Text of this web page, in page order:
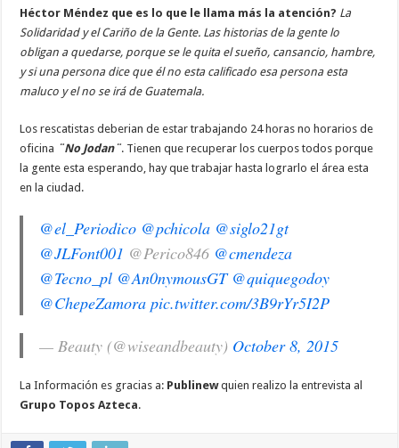
Héctor Méndez que es lo que le llama más la atención? La
Solidaridad y el Cariño de la Gente. Las historias de la gente lo
obligan a quedarse, porque se le quita el sueño, cansancio, hambre,
y si una persona dice que él no esta calificado esa persona esta
maluco y el no se irá de Guatemala.
Los rescatistas deberian de estar trabajando 24 horas no horarios de
oficina ¨No Jodan¨. Tienen que recuperar los cuerpos todos porque
la gente esta esperando, hay que trabajar hasta lograrlo el área esta
en la ciudad.
@el_Periodico @pchicola @siglo21gt
@JLFont001 @Perico846 @cmendeza
@Tecno_pl @An0nymousGT @quiquegodoy
@ChepeZamora pic.twitter.com/3B9rYr5I2P
— Beauty (@wiseandbeauty) October 8, 2015
La Información es gracias a: Publinewquien realizo la entrevista al
Grupo Topos Azteca.